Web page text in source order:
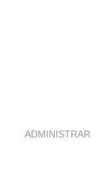
ADMINISTRAR